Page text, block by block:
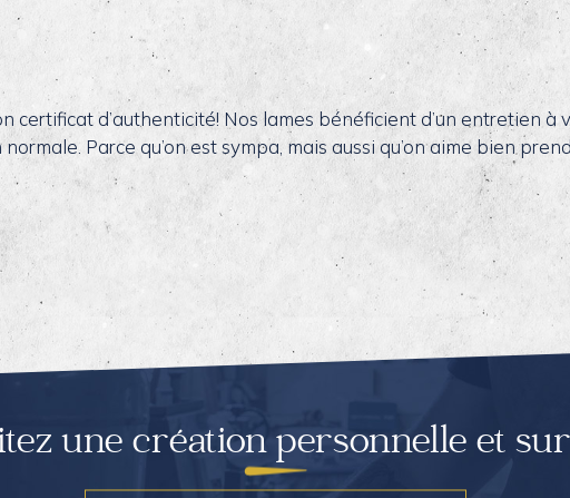
certificat d’authenticité! Nos lames bénéficient d’un entretien
Parce qu’on est sympa, mais aussi qu’on aime bien
une création personnelle et